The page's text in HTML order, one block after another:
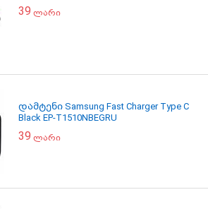
39 ლარი
დამტენი Samsung Fast Charger Type C
Black EP-T1510NBEGRU
39 ლარი